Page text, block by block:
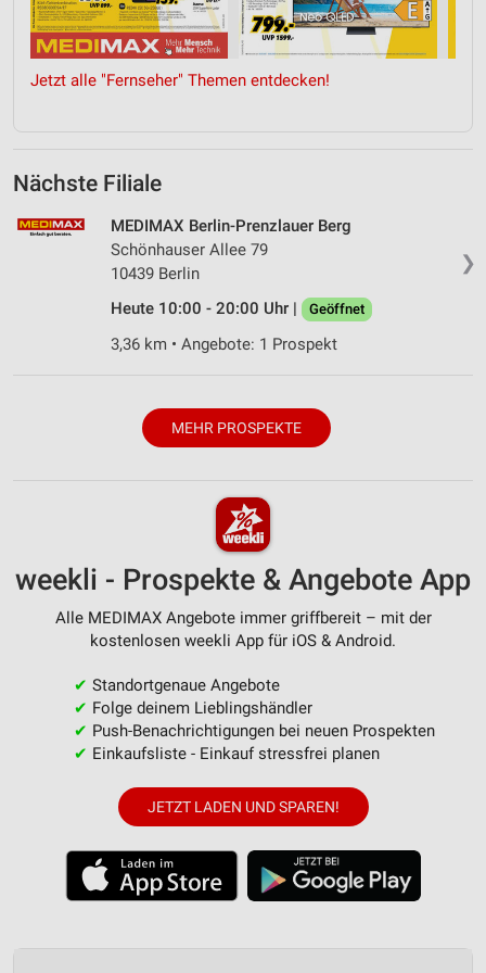
Jetzt alle "Fernseher" Themen entdecken!
Nächste Filiale
❯
MEDIMAX Berlin-Prenzlauer Berg
Schönhauser Allee 79
10439 Berlin
Heute 10:00 - 20:00 Uhr |
Geöffnet
3,36 km • Angebote: 1 Prospekt
MEHR PROSPEKTE
weekli - Prospekte & Angebote App
Alle MEDIMAX Angebote immer griffbereit – mit der
kostenlosen weekli App für iOS & Android.
✔ Standortgenaue Angebote
✔ Folge deinem Lieblingshändler
✔ Push-Benachrichtigungen bei neuen Prospekten
✔ Einkaufsliste - Einkauf stressfrei planen
JETZT LADEN UND SPAREN!